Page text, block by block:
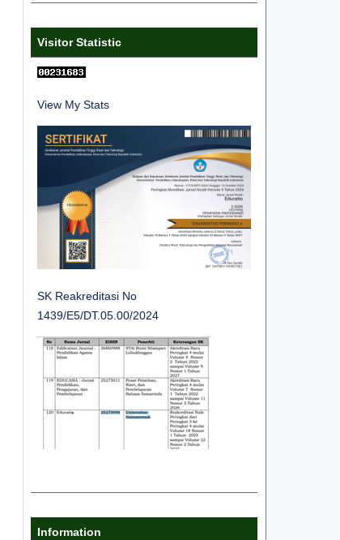
Visitor Statistic
View My Stats
SK Reakreditasi No
1439/E5/DT.05.00/2024
Information